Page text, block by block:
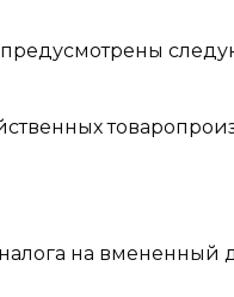
на вмененный